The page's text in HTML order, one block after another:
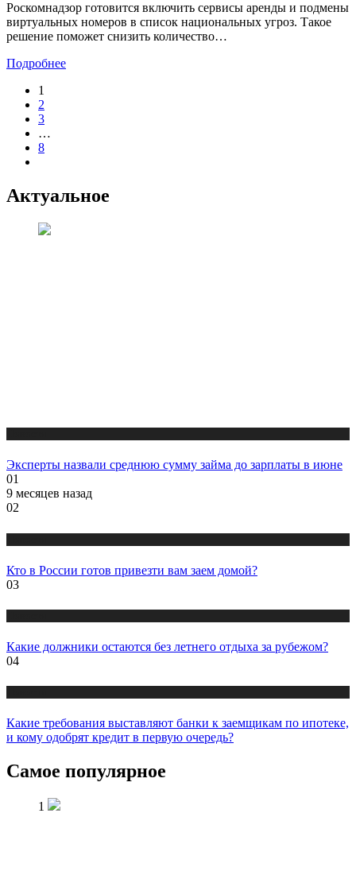
Роскомнадзор готовится включить сервисы аренды и подмены
виртуальных номеров в список национальных угроз. Такое
решение поможет снизить количество…
Подробнее
1
2
3
…
8
Актуальное
Эксперты назвали среднюю сумму займа до зарплаты в июне
01
9 месяцев назад
02
Кто в России готов привезти вам заем домой?
03
Какие должники остаются без летнего отдыха за рубежом?
04
Какие требования выставляют банки к заемщикам по ипотеке,
и кому одобрят кредит в первую очередь?
Самое популярное
1